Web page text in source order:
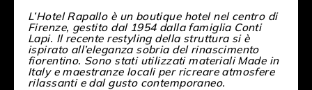
L’Hotel Rapallo è un boutique hotel nel centro di
Firenze, gestito dal 1954 dalla famiglia Conti
Lapi. Il recente restyling della struttura si è
ispirato all’eleganza sobria del rinascimento
fiorentino. Sono stati utilizzati materiali Made in
Italy e maestranze locali per ricreare atmosfere
rilassanti e dal gusto contemporaneo.